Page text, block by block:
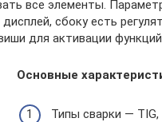
все элементы.
сбоку есть
для активации
Основные
Типы сварки — TIG,